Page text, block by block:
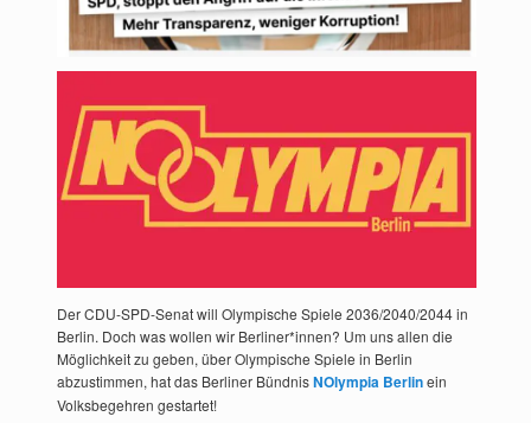
Der CDU-SPD-Senat will Olympische Spiele 2036/2040/2044 in
Berlin. Doch was wollen wir Berliner*innen? Um uns allen die
Möglichkeit zu geben, über Olympische Spiele in Berlin
abzustimmen, hat das Berliner BündnisNOlympia Berlinein
Volksbegehren gestartet!